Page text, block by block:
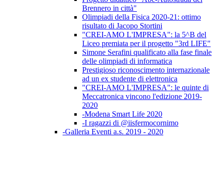
Brennero in città"
Olimpiadi della Fisica 2020-21: ottimo
risultato di Jacopo Stortini
"CREI-AMO L'IMPRESA": la 5^B del
Liceo premiata per il progetto "3rd LIFE"
Simone Serafini qualificato alla fase finale
delle olimpiadi di informatica
Prestigioso riconoscimento internazionale
ad un ex studente di elettronica
"CREI-AMO L'IMPRESA": le quinte di
Meccatronica vincono l'edizione 2019-
2020
-Modena Smart Life 2020
-I ragazzi di @iisfermocornimo
-Galleria Eventi a.s. 2019 - 2020